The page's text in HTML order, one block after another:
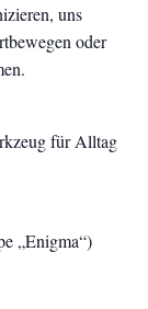
uns
oder
für Alltag
„Enigma“)